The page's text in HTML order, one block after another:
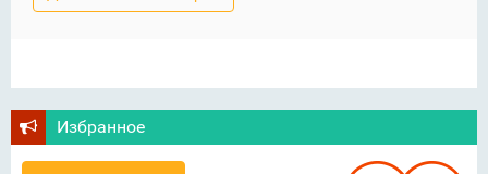
Избранное